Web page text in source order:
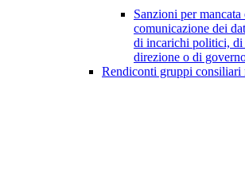
Sanzioni per
comunicazione dei
di incarichi politici, di
direzione o di
Rendiconti gruppi